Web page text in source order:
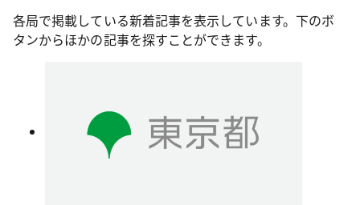
各局で掲載している新着記事を表示しています。下のボ
タンからほかの記事を探すことができます。